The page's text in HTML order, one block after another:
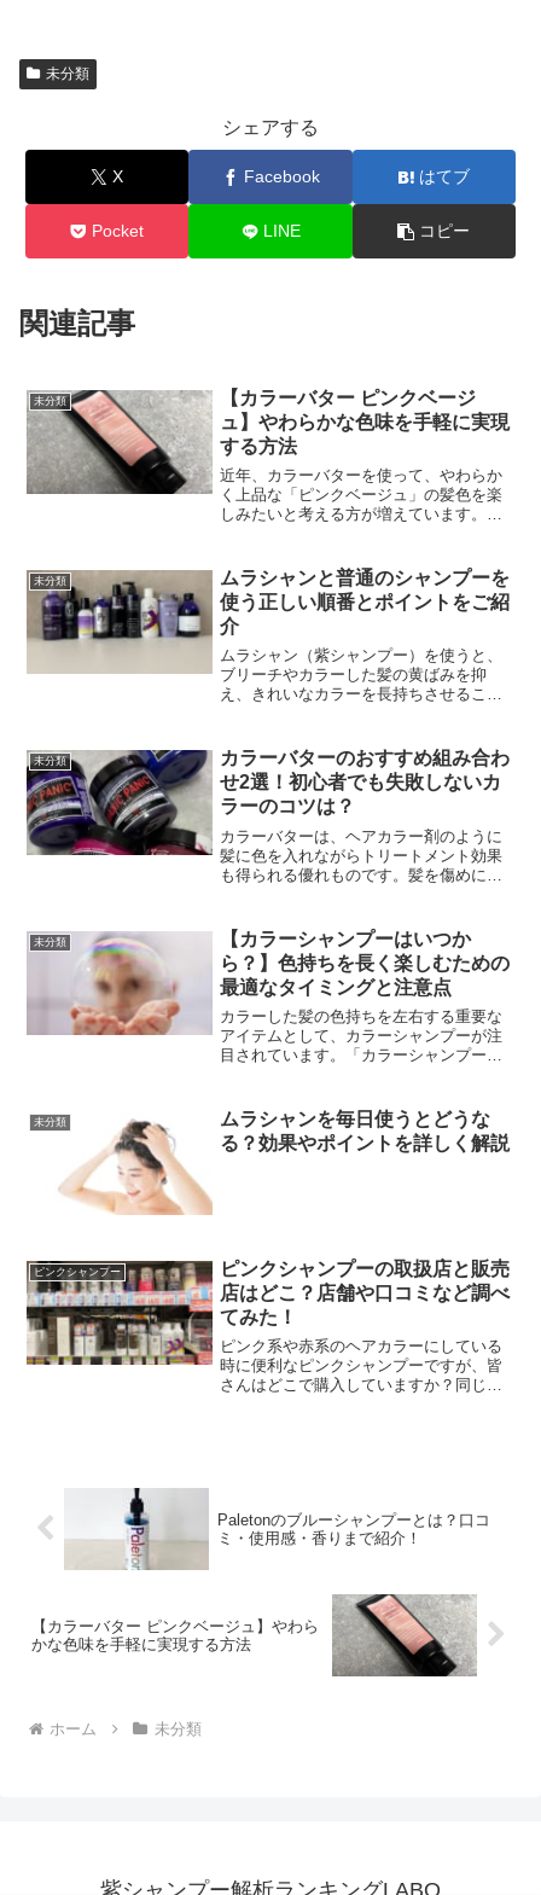
未分類
シェアする
X Facebook はてブ
Pocket LINE コピー
関連記事
未分類
【カラーバター ピンクベージ
ュ】やわらかな色味を手軽に実現
する方法
近年、カラーバターを使って、やわらか
く上品な「ピンクベージュ」の髪色を楽
しみたいと考える方が増えています。ブ
いですよね。本記事では、カラーバター
ピンクベージュに関する...
未分類
ムラシャンと普通のシャンプーを
使う正しい順番とポイントをご紹
介
ムラシャン（紫シャンプー）を使うと、
ブリーチやカラーした髪の黄ばみを抑
え、きれいなカラーを長持ちさせること
っている方も多いのではないでしょう
か。本記事では、ムラシャンと...
未分類
カラーバターのおすすめ組み合わ
せ2選！初心者でも失敗しないカ
ラーのコツは？
カラーバターは、ヘアカラー剤のように
髪に色を入れながらトリートメント効果
も得られる優れものです。髪を傷めにく
ます。この記事では、カラーバター おす
すめ 組み合わせを中心...
未分類
【カラーシャンプーはいつか
ら？】色持ちを長く楽しむための
最適なタイミングと注意点
カラーした髪の色持ちを左右する重要な
アイテムとして、カラーシャンプーが注
目されています。「カラーシャンプーを
仕上がりや色落ちの速度が変わるといっ
ても過言ではありません。...
未分類
ムラシャンを毎日使うとどうな
る？効果やポイントを詳しく解説
ピンクシャンプー
ピンクシャンプーの取扱店と販売
店はどこ？店舗や口コミなど調べ
てみた！
ピンク系や赤系のヘアカラーにしている
時に便利なピンクシャンプーですが、皆
さんはどこで購入していますか？同じピ
Paletonのブルーシャンプーとは？口コ
ミ・使用感・香りまで紹介！
【カラーバター ピンクベージュ】やわら
かな色味を手軽に実現する方法
ホーム 未分類
紫シャンプー解析ランキングLABO